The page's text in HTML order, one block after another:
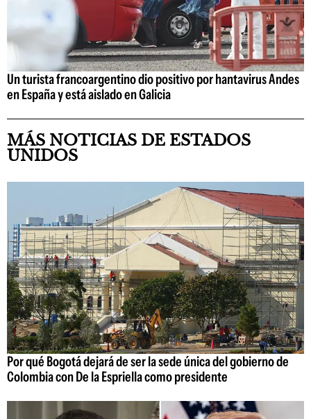
Un turista francoargentino dio positivo por hantavirus Andes
en España y está aislado en Galicia
MÁS NOTICIAS DE ESTADOS
UNIDOS
Por qué Bogotá dejará de ser la sede única del gobierno de
Colombia con De la Espriella como presidente